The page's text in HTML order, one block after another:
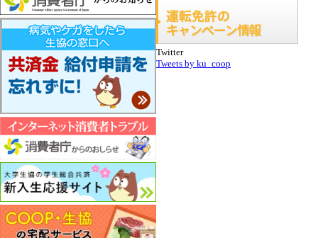
Twitter
Tweets by ku_coop